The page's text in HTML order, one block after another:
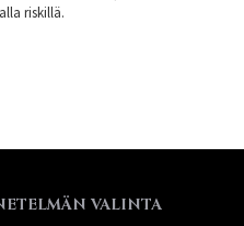
riskillä.
VALINTA